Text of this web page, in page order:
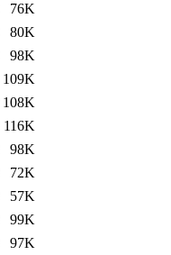
76K
80K
98K
109K
108K
116K
98K
72K
57K
99K
97K